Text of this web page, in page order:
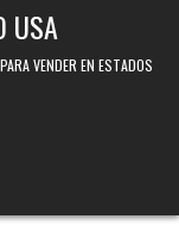
USA
VENDER EN ESTADOS